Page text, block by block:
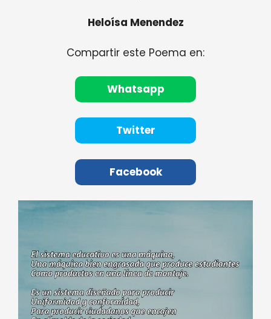
Heloísa Menendez
Compartir este Poema en:
Whatsapp
Twitter
Facebook